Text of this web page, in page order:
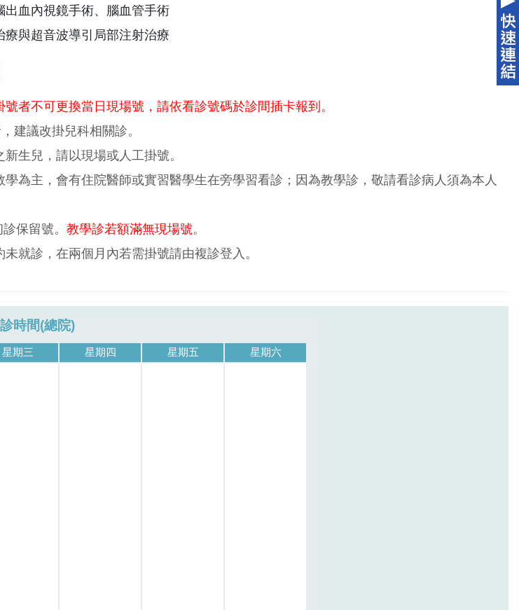
出血內視鏡手術、腦血管手術
療與超音波導引局部注射治療
號者不可更換當日現場號，請依看診號碼於診間插卡報到。
建議改掛兒科相關診。
新生兒，請以現場或人工掛號。
學為主，會有住院醫師或實習醫學生在旁學習看診；因為教學診，敬請看診病人須為本人
保留號。 教學診若額滿無現場號。
未就診，在兩個月內若需掛號請由複診登入。